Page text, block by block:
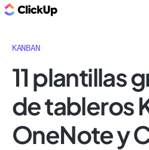
KANBAN
11 plantillas
de tableros
OneNote y